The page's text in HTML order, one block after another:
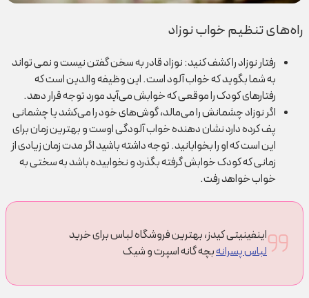
راه‌های تنظیم خواب نوزاد
رفتار نوزاد را کشف کنید:نوزاد قادر به سخن گفتن نیست و نمی تواند
به شما بگوید که خواب آلود است. این وظیفه والدین است که
رفتار‌های کودک را موقعی که خوابش می‌آید مورد توجه قرار دهد.
اگر نوزاد چشمانش را می‌مالد، گوش‌های خود را می‌کشد یا چشمانی
پف کرده دارد نشان دهنده خواب آلودگی اوست و بهترین زمان برای
این است که او را بخوابانید. توجه داشته باشید اگر مدت زمان زیادی از
زمانی که کودک خوابش گرفته بگذرد و نخوابیده باشد به سختی به
خواب خواهد رفت.
اینفینیتی کیدز، بهترین فروشگاه لباس برای خرید
لباس پسرانهبچه گانه اسپرت و شیک